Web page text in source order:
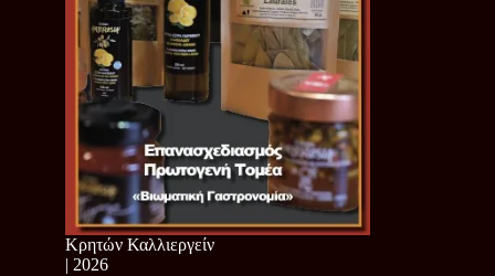
Κρητών Καλλιεργείν
| 2026